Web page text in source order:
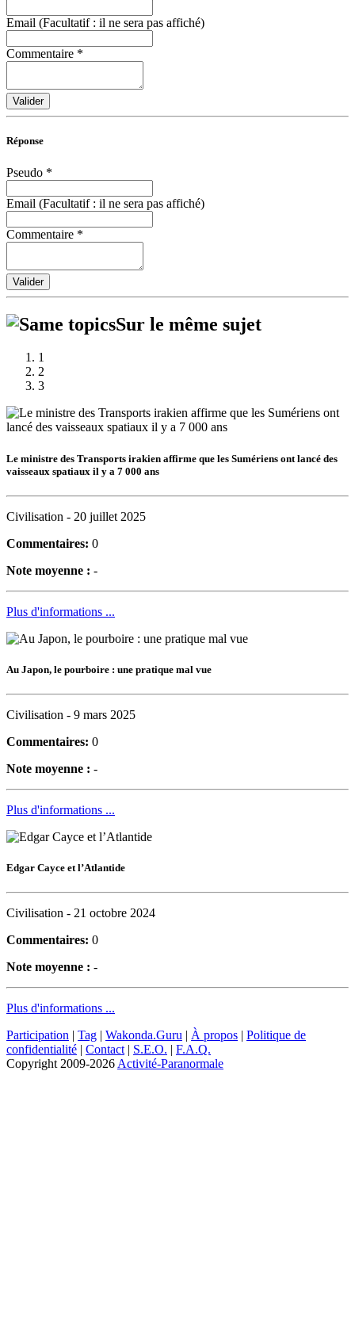
Email (Facultatif : il ne sera pas affiché)
Commentaire *
Valider
Réponse
Pseudo *
Email (Facultatif : il ne sera pas affiché)
Commentaire *
Valider
Sur le même sujet
1
2
3
Le ministre des Transports irakien affirme que les Sumériens ont lancé des
vaisseaux spatiaux il y a 7 000 ans
Civilisation - 20 juillet 2025
Commentaires: 0
Note moyenne : -
Plus d'informations ...
Au Japon, le pourboire : une pratique mal vue
Civilisation - 9 mars 2025
Commentaires: 0
Note moyenne : -
Plus d'informations ...
Edgar Cayce et l’Atlantide
Civilisation - 21 octobre 2024
Commentaires: 0
Note moyenne : -
Plus d'informations ...
Participation | Tag | Wakonda.Guru | À propos | Politique de
confidentialité | Contact | S.E.O. | F.A.Q.
Copyright2009-2026Activité-Paranormale